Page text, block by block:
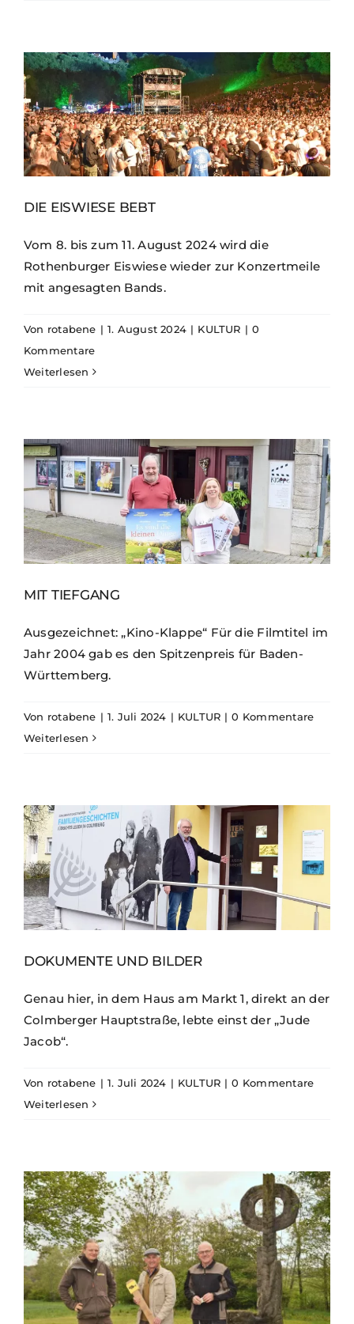
DIE EISWIESE BEBT
Vom 8. bis zum 11. August 2024 wird die
Rothenburger Eiswiese wieder zur Konzertmeile
mit angesagten Bands.
Von rotabene | 1. August 2024 | KULTUR | 0
Kommentare
Weiterlesen
MIT TIEFGANG
Ausgezeichnet: „Kino-Klappe“ Für die Filmtitel im
Jahr 2004 gab es den Spitzenpreis für Baden-
Württemberg.
Von rotabene | 1. Juli 2024 | KULTUR | 0 Kommentare
Weiterlesen
DOKUMENTE UND BILDER
Genau hier, in dem Haus am Markt 1, direkt an der
Colmberger Hauptstraße, lebte einst der „Jude
Jacob“.
Von rotabene | 1. Juli 2024 | KULTUR | 0 Kommentare
Weiterlesen